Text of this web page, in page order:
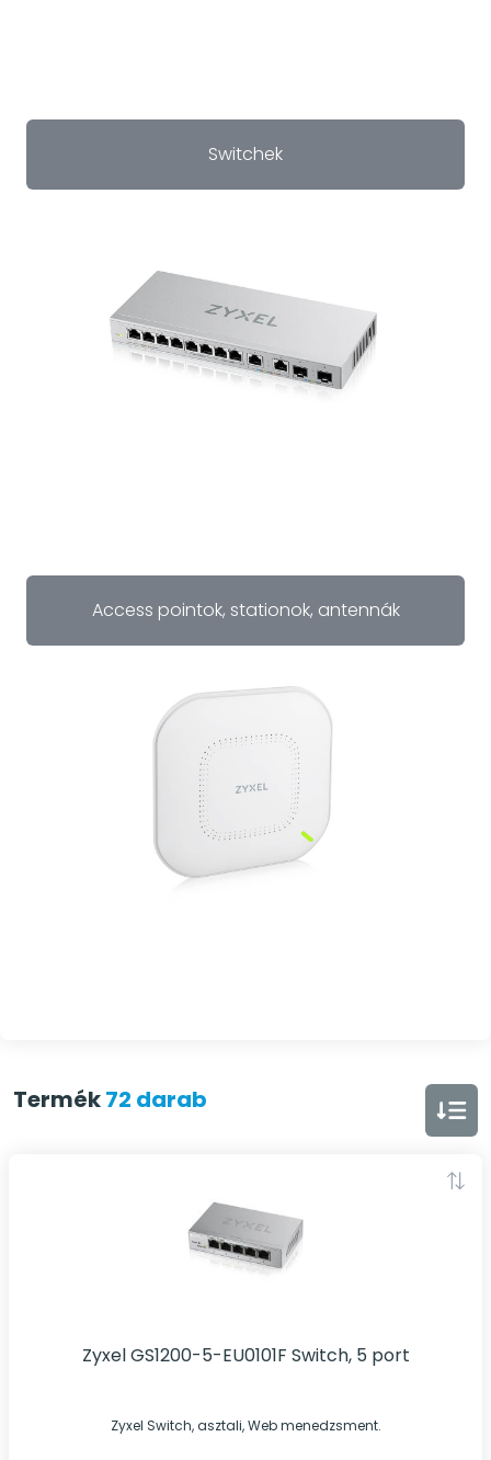
Switchek
Access pointok, stationok, antennák
Termék72 darab
Zyxel GS1200-5-EU0101F Switch, 5 port
Zyxel Switch, asztali, Web menedzsment.